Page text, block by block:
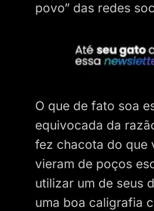
povo” das redes
O que de fato soa
equivocada da
fez chacota do que
vieram de poços
utilizar um de seus
uma boa caligrafia